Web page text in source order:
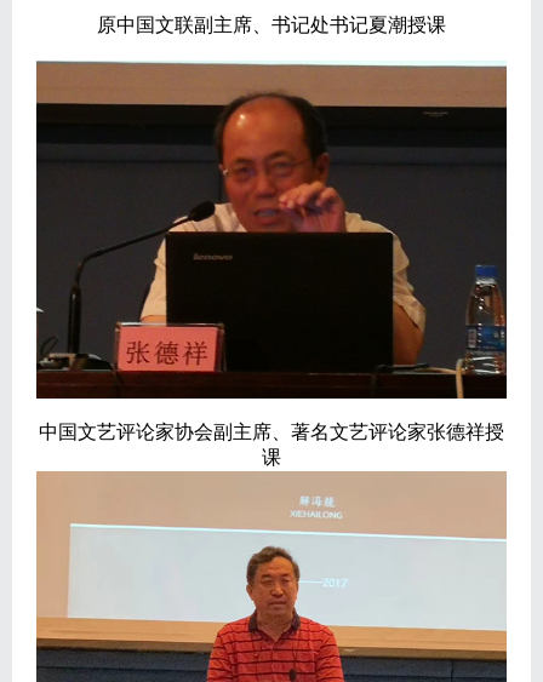
原中国文联副主席、书记处书记夏潮授课
中国文艺评论家协会副主席、著名文艺评论家张德祥授
课